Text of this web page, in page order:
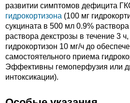
развитии симптомов дефицита
гидрокортизона (100 мг
сукцината в 500 мл 0.9%
раствора декстрозы в течение 3
гидрокортизон 10 мг/ч до
самостоятельного приема
Эффективны гемоперфузия или
интоксикации).